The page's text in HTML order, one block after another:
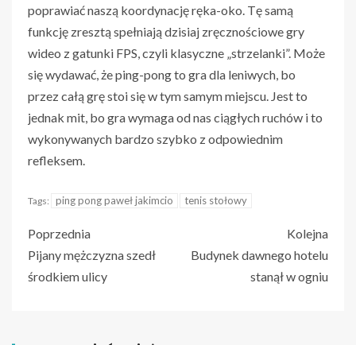
poprawiać naszą koordynację ręka-oko. Tę samą
funkcję zresztą spełniają dzisiaj zręcznościowe gry
wideo z gatunki FPS, czyli klasyczne „strzelanki”. Może
się wydawać, że ping-pong to gra dla leniwych, bo
przez całą grę stoi się w tym samym miejscu. Jest to
jednak mit, bo gra wymaga od nas ciągłych ruchów i to
wykonywanych bardzo szybko z odpowiednim
refleksem.
Tags: ping pong paweł jakimcio tenis stołowy
Poprzednia
Pijany mężczyzna szedł
środkiem ulicy
Kolejna
Budynek dawnego hotelu
stanął w ogniu